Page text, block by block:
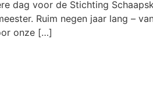
dag voor de Stichting
Ruim negen jaar lang –
onze […]